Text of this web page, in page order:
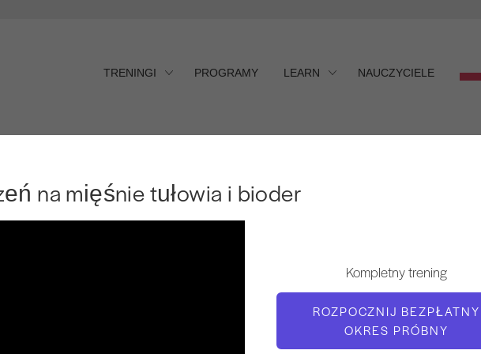
TRENINGI PROGRAMY LEARN NAUCZYCIELE
mięśnie tułowia i bioder
na mięśnie tułowia i bioder
Kompletny trening
ROZPOCZNIJ BEZPŁATNY
OKRES PRÓBNY
TEMPO TRENINGU